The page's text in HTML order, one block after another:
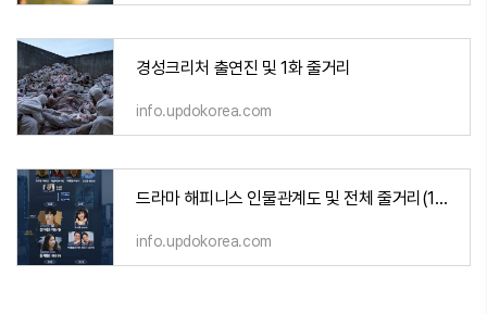
경성크리처 출연진 및 1화 줄거리
info.updokorea.com
드라마 해피니스 인물관계도 및 전체 줄거리(1회에서 12회까지)
info.updokorea.com